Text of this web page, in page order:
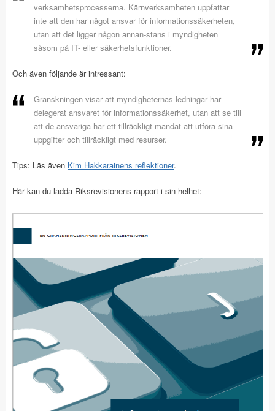
verksamhetsprocesserna. Kärnverksamheten uppfattar
inte att den har något ansvar för informationssäkerheten,
utan att det ligger någon annan-stans i myndigheten
såsom på IT- eller säkerhetsfunktioner.
Och även följande är intressant:
Granskningen visar att myndigheternas ledningar har
delegerat ansvaret för informationssäkerhet, utan att se till
att de ansvariga har ett tillräckligt mandat att utföra sina
uppgifter och tillräckligt med resurser.
Tips: Läs även Kim Hakkarainens reflektioner.
Här kan du ladda Riksrevisionens rapport i sin helhet: